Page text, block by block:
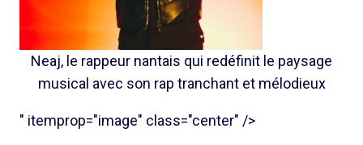
Neaj, le rappeur nantais qui redéfinit le paysage
musical avec son rap tranchant et mélodieux
" itemprop="image" class="center" />